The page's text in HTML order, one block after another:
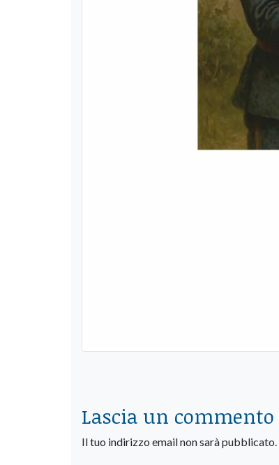
Lascia un commento
Il tuo indirizzo email non sarà pubblicato.